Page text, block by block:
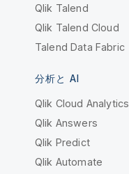
Qlik Talend
Qlik Talend Cloud
Talend Data Fabric
分析と AI
Qlik Cloud Analytics
Qlik Answers
Qlik Predict
Qlik Automate